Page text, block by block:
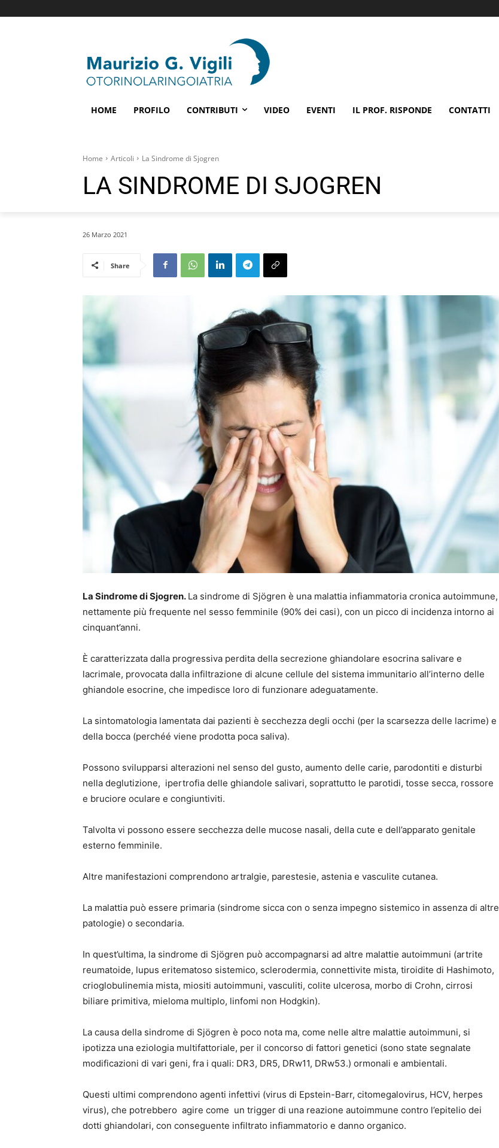
HOME PROFILO CONTRIBUTI VIDEO EVENTI IL PROF. RISPONDE CONTATTI
Home Articoli La Sindrome di Sjogren
LA SINDROME DI SJOGREN
26 Marzo 2021
Share
La Sindrome di Sjogren. La sindrome di Sjögren è una malattia infiammatoria cronica autoimmune,
nettamente più frequente nel sesso femminile (90% dei casi), con un picco di incidenza intorno ai
cinquant’anni.
È caratterizzata dalla progressiva perdita della secrezione ghiandolare esocrina salivare e
lacrimale, provocata dalla infiltrazione di alcune cellule del sistema immunitario all’interno delle
ghiandole esocrine, che impedisce loro di funzionare adeguatamente.
La sintomatologia lamentata dai pazienti è secchezza degli occhi (per la scarsezza delle lacrime) e
della bocca (perchéé viene prodotta poca saliva).
Possono svilupparsi alterazioni nel senso del gusto, aumento delle carie, parodontiti e disturbi
nella deglutizione, ipertrofia delle ghiandole salivari, soprattutto le parotidi, tosse secca, rossore
e bruciore oculare e congiuntiviti.
Talvolta vi possono essere secchezza delle mucose nasali, della cute e dell’apparato genitale
esterno femminile.
Altre manifestazioni comprendono artralgie, parestesie, astenia e vasculite cutanea.
La malattia può essere primaria (sindrome sicca con o senza impegno sistemico in assenza di altre
patologie) o secondaria.
In quest’ultima, la sindrome di Sjögren può accompagnarsi ad altre malattie autoimmuni (artrite
reumatoide, lupus eritematoso sistemico, sclerodermia, connettivite mista, tiroidite di Hashimoto,
crioglobulinemia mista, miositi autoimmuni, vasculiti, colite ulcerosa, morbo di Crohn, cirrosi
biliare primitiva, mieloma multiplo, linfomi non Hodgkin).
La causa della sindrome di Sjögren è poco nota ma, come nelle altre malattie autoimmuni, si
ipotizza una eziologia multifattoriale, per il concorso di fattori genetici (sono state segnalate
modificazioni di vari geni, fra i quali: DR3, DR5, DRw11, DRw53.) ormonali e ambientali.
Questi ultimi comprendono agenti infettivi (virus di Epstein-Barr, citomegalovirus, HCV, herpes
virus), che potrebbero agire come un trigger di una reazione autoimmune contro l’epitelio dei
dotti ghiandolari, con conseguente infiltrato infiammatorio e danno organico.